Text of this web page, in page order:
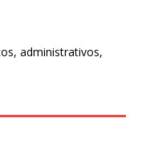
administrativos,